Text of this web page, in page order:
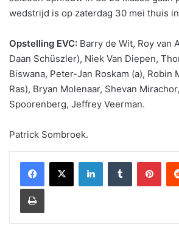
wedstrijd is op zaterdag 30 mei thuis
Opstelling EVC: Barry de Wit, Roy van
Daan Schüszler), Niek Van Diepen,
Biswana, Peter-Jan Roskam (a), Robin
Ras), Bryan Molenaar, Shevan
Spoorenberg, Jeffrey Veerman.
Patrick Sombroek.
LinkedInTumblr
Print